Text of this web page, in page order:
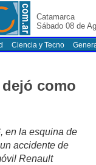
Catamarca
Sábado 08 de
Ciencia y Tecno
como
en la esquina de
accidente de
Renault